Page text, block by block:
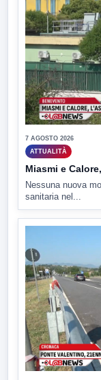
7 AGOSTO 2026
ATTUALITÀ
Miasmi e
Nessuna nuova
sanitaria nel...